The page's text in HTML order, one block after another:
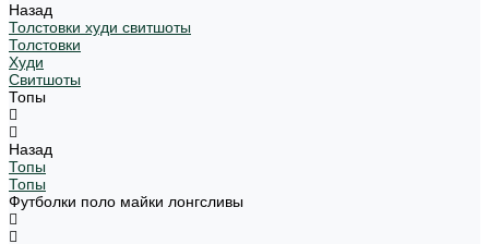
Назад
Толстовки худи свитшоты
Толстовки
Худи
Свитшоты
Топы
Назад
Топы
Топы
Футболки поло майки лонгсливы